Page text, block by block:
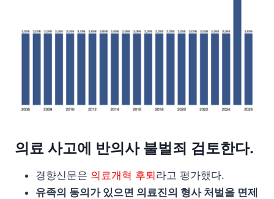
의료 사고에 반의사 불벌죄 검토한다.
경향신문은 의료개혁 후퇴라고 평가했다.
유족의 동의가 있으면 의료진의 형사 처벌을 면제